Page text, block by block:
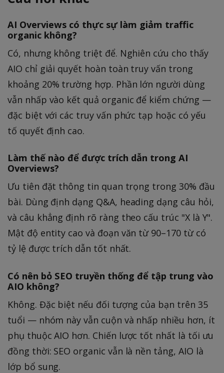
AI Overviews có thực sự làm giảm traffic
organic không?
Có, nhưng không triệt để. Nghiên cứu cho thấy
AIO chỉ giải quyết hoàn toàn truy vấn trong
khoảng 20% trường hợp. Phần lớn người dùng
vẫn nhấp vào kết quả organic để kiểm chứng —
đặc biệt với các truy vấn phức tạp hoặc có yếu
tố quyết định cao.
Làm thế nào để được trích dẫn trong AI
Overviews?
Ưu tiên đặt thông tin quan trọng trong 30% đầu
bài. Dùng định dạng Q&A, heading dạng câu hỏi,
và câu khẳng định rõ ràng theo cấu trúc "X là Y".
Mật độ entity cao và đoạn văn từ 90–170 từ có
tỷ lệ được trích dẫn tốt nhất.
Có nên bỏ SEO truyền thống để tập trung vào
AIO không?
Không. Đặc biệt nếu đối tượng của bạn trên 35
tuổi — nhóm này vẫn cuộn và nhấp nhiều hơn, ít
phụ thuộc AIO hơn. Chiến lược tốt nhất là tối ưu
đồng thời: SEO organic vẫn là nền tảng, AIO là
lớp bổ sung.